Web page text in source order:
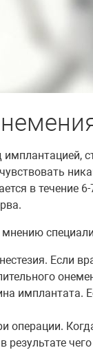
имплантацией,
в течение
Если
имплантата.
операции.
результате